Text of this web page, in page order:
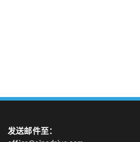
发送邮件至：